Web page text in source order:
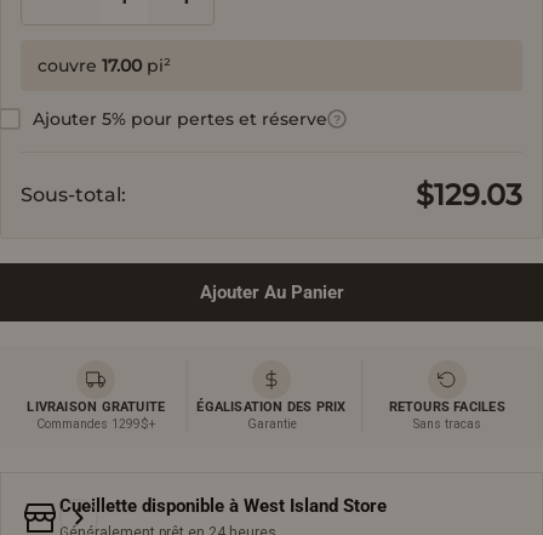
couvre 17.00 pi²
Ajouter 5% pour pertes et réserve ?
Sous-total: $129.03
Ajouter Au Panier
LIVRAISON GRATUITE
Commandes 1299$+
ÉGALISATION DES PRIX
Garantie
RETOURS FACILES
Sans tracas
Cueillette disponible à West Island Store